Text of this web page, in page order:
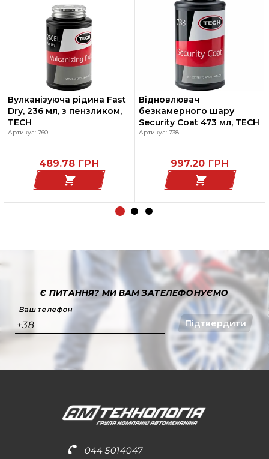
Вулканізуюча рідина Fast
Dry, 236 мл, з пензликом,
TECH
Артикул: 760
489.78 ГРН
Відновлювач
безкамерного шару
Security Coat 473 мл, TECH
Артикул: 738
997.20 ГРН
Є ПИТАННЯ?МИ ВАМ ЗАТЕЛЕФОНУЄМО
Ваш телефон
+38 Підтвердити
044 5014047